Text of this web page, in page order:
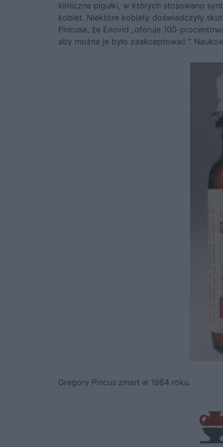
kliniczne pigułki, w których stosowano
kobiet. Niektóre kobiety doświadczyły
Pincusa, że Enovid „oferuje 100-
aby można je było zaakceptować ”.
Gregory Pincus zmarł w 1964 roku.